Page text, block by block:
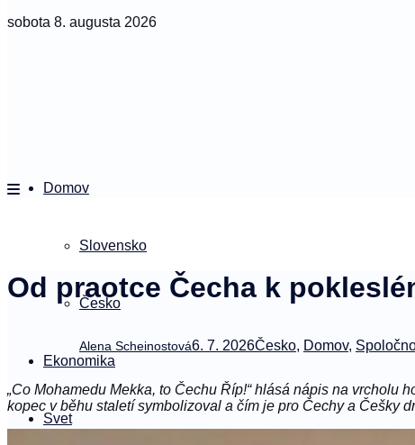
sobota 8. augusta 2026
Domov
Slovensko
Česko
Ekonomika
Svet
Od praotce Čecha k
Alena Scheinostová6. 7. 2026Česko, Domov,
„Co Mohamedu Mekka, to Čechu Říp!“ hlásá nápis na vrcholu
kopec v běhu staletí symbolizoval a čím je pro Čechy a Češky